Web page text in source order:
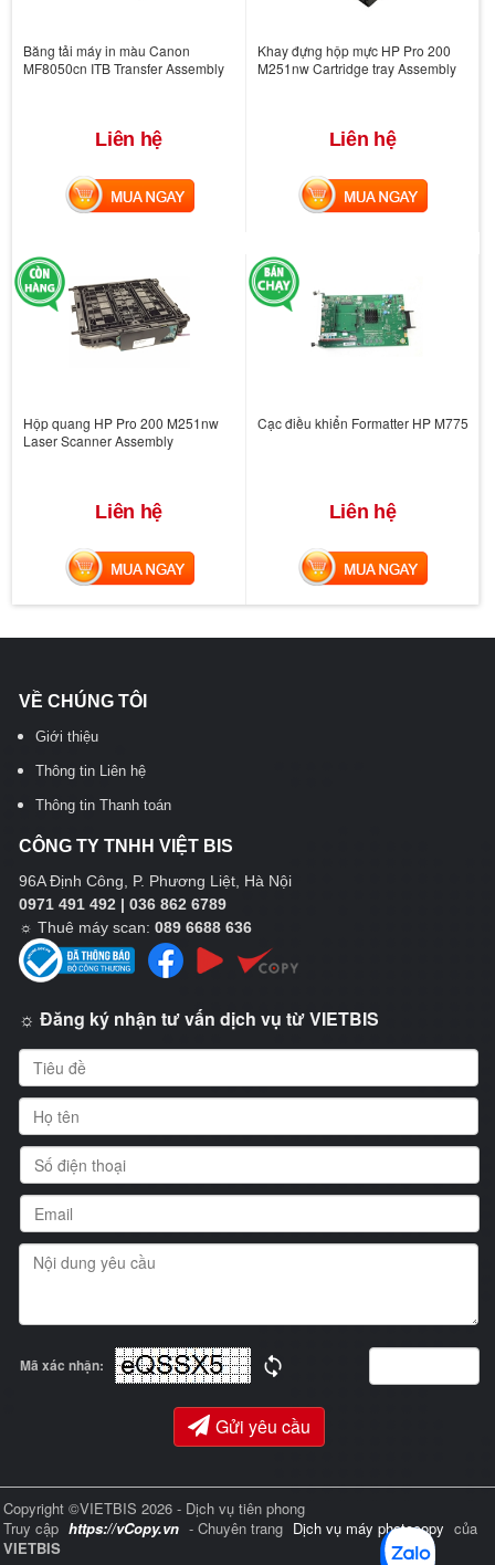
Băng tải máy in màu Canon
MF8050cn ITB Transfer Assembly
Liên hệ
MUA NGAY
Khay đựng hộp mực HP Pro 200
M251nw Cartridge tray Assembly
Liên hệ
MUA NGAY
Hộp quang HP Pro 200 M251nw
Laser Scanner Assembly
Liên hệ
MUA NGAY
Cạc điều khiển Formatter HP M775
Liên hệ
MUA NGAY
VỀ CHÚNG TÔI
Giới thiệu
Thông tin Liên hệ
Thông tin Thanh toán
CÔNG TY TNHH VIỆT BIS
96A Định Công, P. Phương Liệt, Hà Nội
0971 491 492 | 036 862 6789
☼ Thuê máy scan: 089 6688 636
☼ Đăng ký nhận tư vấn dịch vụ từ VIETBIS
Mã xác nhận:
Gửi yêu cầu
Copyright ©VIETBIS 2026 - Dịch vụ tiên phong
Truy cập https://vCopy.vn - Chuyên trang Dịch vụ máy photocopy của
VIETBIS